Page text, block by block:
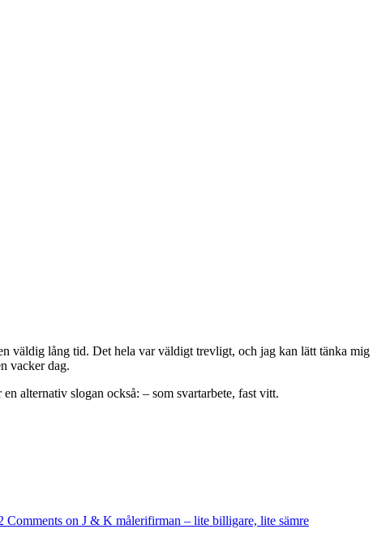
väldig lång tid. Det hela var väldigt trevligt, och jag kan lätt tänka
vacker dag.
alternativ slogan också: – som svartarbete, fast vitt.
Comments on J & K målerifirman – lite billigare, lite sämre